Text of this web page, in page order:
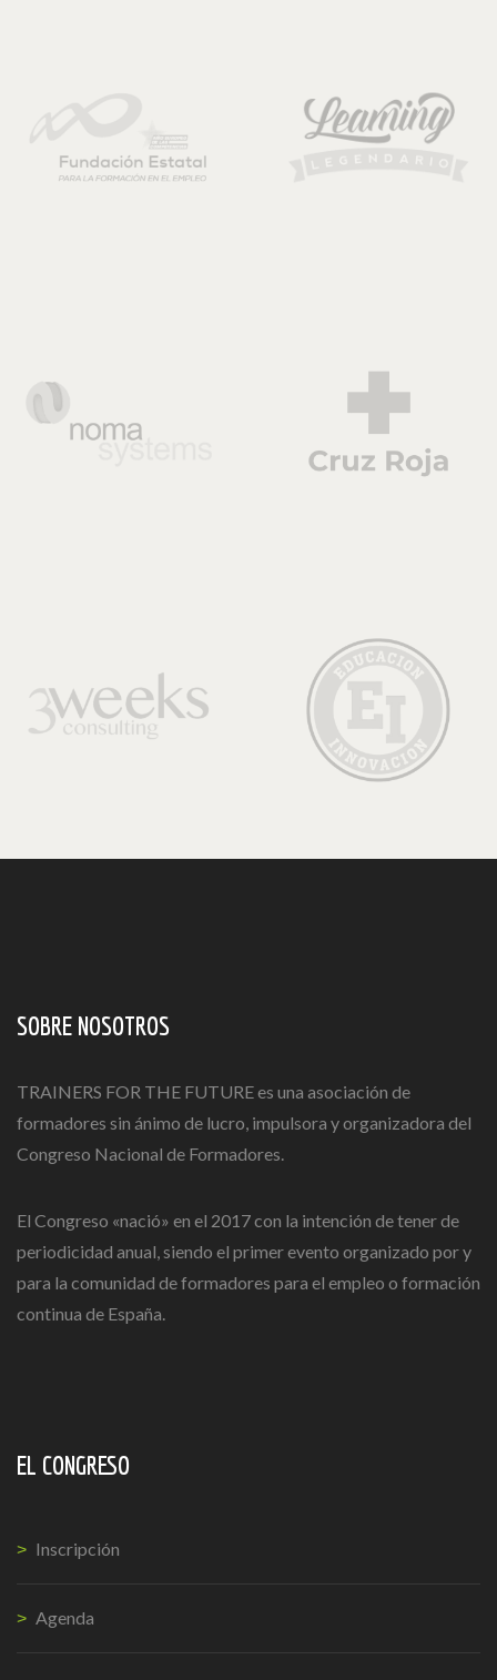
SOBRE NOSOTROS
TRAINERS FOR THE FUTURE es una asociación de
formadores sin ánimo de lucro, impulsora y organizadora del
Congreso Nacional de Formadores.
El Congreso «nació» en el 2017 con la intención de tener de
periodicidad anual, siendo el primer evento organizado por y
para la comunidad de formadores para el empleo o formación
continua de España.
EL CONGRESO
Inscripción
Agenda